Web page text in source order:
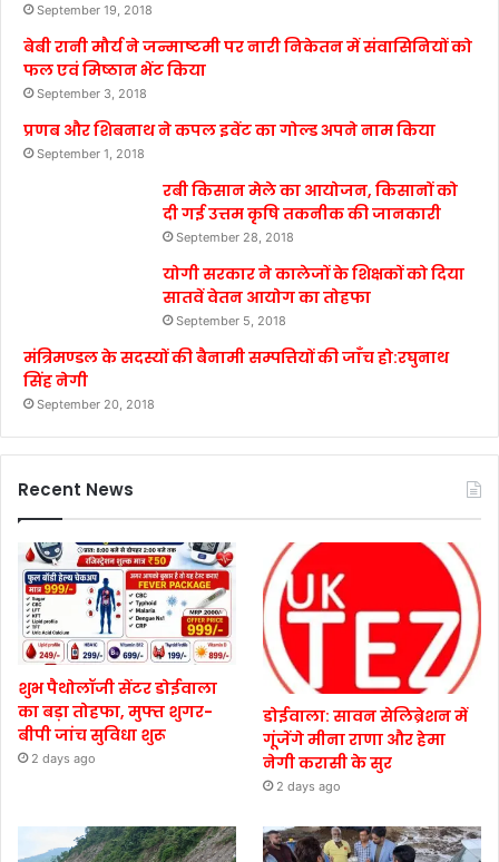
September 19, 2018
बेबी रानी मौर्य ने जन्माष्टमी पर नारी निकेतन में संवासिनियों को
फल एवं मिष्ठान भेंट किया
September 3, 2018
प्रणब और शिबनाथ ने कपल इवेंट का गोल्ड अपने नाम किया
September 1, 2018
रबी किसान मेले का आयोजन, किसानों को
दी गई उत्तम कृषि तकनीक की जानकारी
September 28, 2018
योगी सरकार ने कालेजों के शिक्षकों को दिया
सातवें वेतन आयोग का तोहफा
September 5, 2018
मंत्रिमण्डल के सदस्यों की बैनामी सम्पत्तियों की जाँच हो:रघुनाथ
सिंह नेगी
September 20, 2018
Recent News
शुभ पैथोलॉजी सेंटर डोईवाला
का बड़ा तोहफा, मुफ्त शुगर-
बीपी जांच सुविधा शुरू
2 days ago
डोईवाला: सावन सेलिब्रेशन में
गूंजेंगे मीना राणा और हेमा
नेगी करासी के सुर
2 days ago